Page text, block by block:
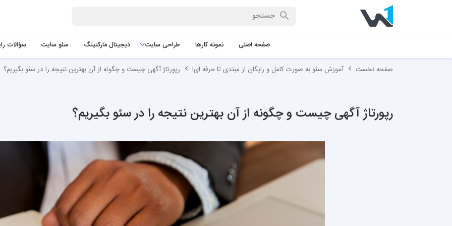
صفحه اصلی نمونه کارها طراحی سایت دیجیتال مارکتینگ سئو سایت سؤالات
صفحه نخست آموزش سئو به صورت کامل و رایگان از مبتدی تا حرفه ای! رپورتاژ آگهی چیست و چگونه از آن بهترین نتیجه را در سئو بگیریم؟
رپورتاژ آگهی چیست و چگونه از آن بهترین نتیجه را در سئو بگیریم؟